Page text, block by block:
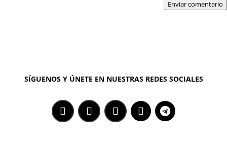
Enviar comentario
SÍGUENOS Y ÚNETE EN NUESTRAS REDES SOCIALES